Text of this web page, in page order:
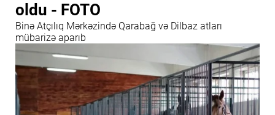
oldu - FOTO
Binə Atçılıq Mərkəzində Qarabağ və Dilbaz atları
mübarizə aparıb